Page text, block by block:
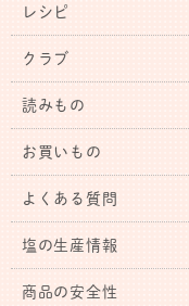
レシピ
クラブ
読みもの
お買いもの
よくある質問
塩の生産情報
商品の安全性